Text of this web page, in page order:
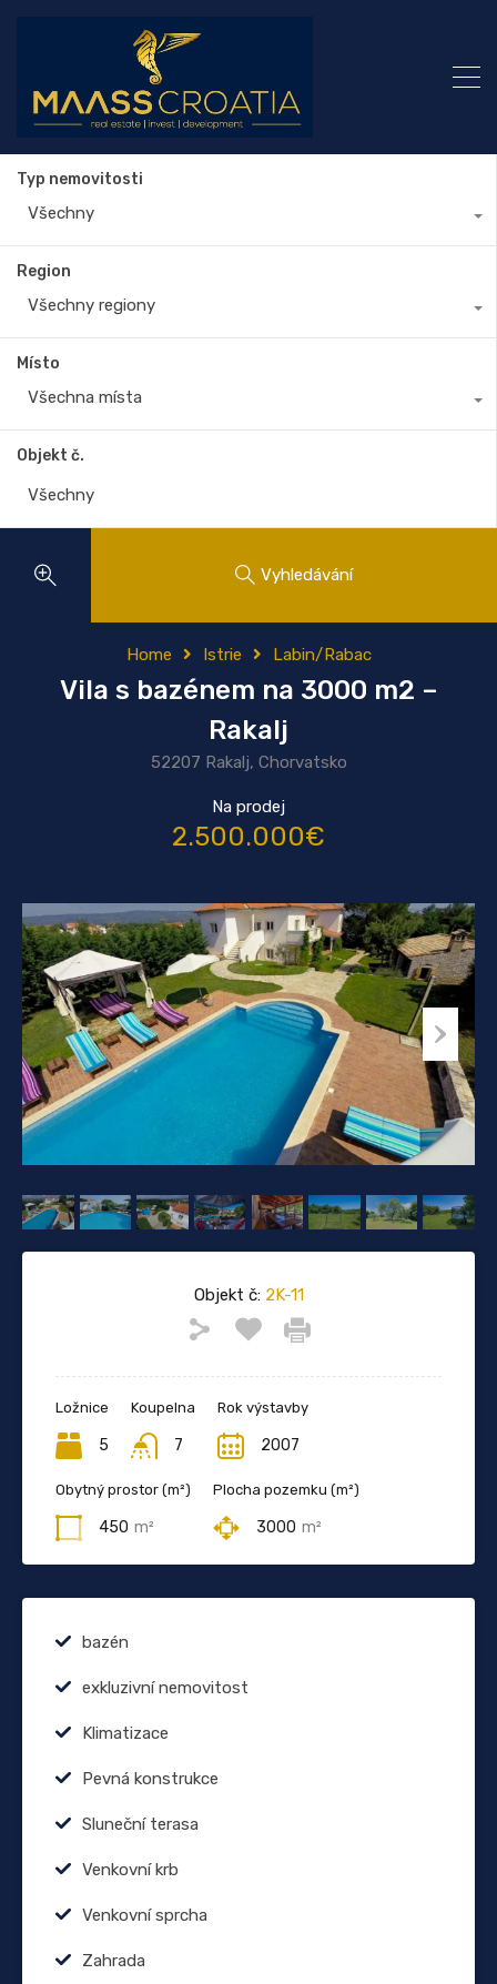
Typ nemovitosti
Všechny
Region
Všechny regiony
Místo
Všechna místa
Objekt č.
Vyhledávání
Home Istrie Labin/Rabac
Vila s bazénem na 3000 m2 –
Rakalj
52207 Rakalj, Chorvatsko
Na prodej
2.500.000€
Objekt č:2K-11
Ložnice
5
Koupelna
7
Rok výstavby
2007
Obytný prostor (m²)
450 m²
Plocha pozemku (m²)
3000 m²
bazén
exkluzivní nemovitost
Klimatizace
Pevná konstrukce
Sluneční terasa
Venkovní krb
Venkovní sprcha
Zahrada